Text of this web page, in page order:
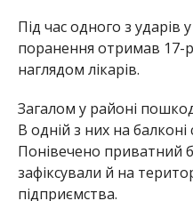
Під час одного з ударів
поранення отримав 17-
наглядом лікарів.
Загалом у районі
В одній з них на балконі
Понівечено приватний
зафіксували й на
підприємства.